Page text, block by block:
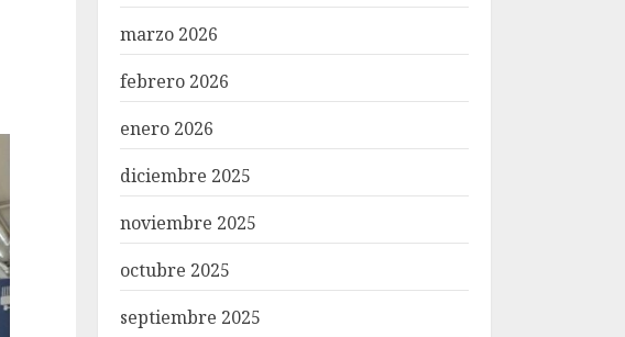
marzo 2026
febrero 2026
enero 2026
diciembre 2025
noviembre 2025
octubre 2025
septiembre 2025